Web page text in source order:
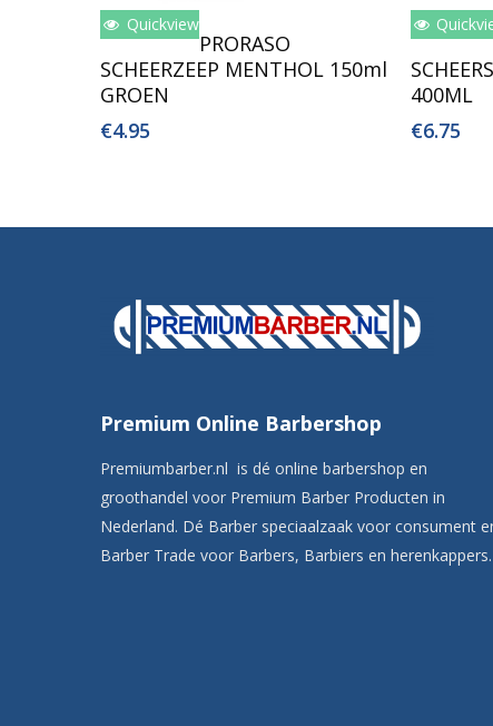
Toevoegen Aan Winkelwagen
Quickview
PRORASO
SCHEERZEEP MENTHOL 150ml
GROEN
€4.95
400ML
€6.75
Premium Online Barbershop
Premiumbarber.nl is dé online barbershop en
groothandel voor Premium Barber Producten in
Nederland. Dé Barber speciaalzaak voor consument
Barber Trade voor Barbers, Barbiers en herenkappers.